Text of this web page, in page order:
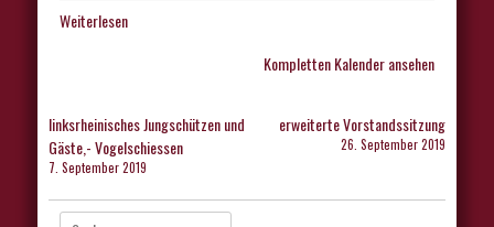
Weiterlesen
Kompletten Kalender ansehen
Beitragsnavigation
linksrheinisches Jungschützen und
Gäste,- Vogelschiessen
7. September 2019
erweiterte Vorstandssitzung
26. September 2019
Suche